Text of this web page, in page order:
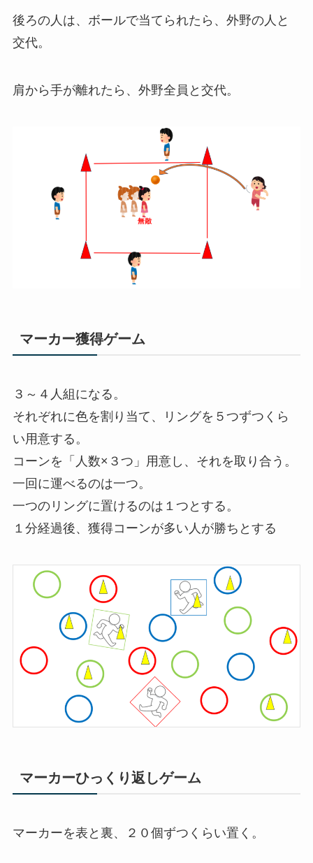
後ろの人は、ボールで当てられたら、外野の人と
交代。
肩から手が離れたら、外野全員と交代。
マーカー獲得ゲーム
３～４人組になる。
それぞれに色を割り当て、リングを５つずつくら
い用意する。
コーンを「人数×３つ」用意し、それを取り合う。
一回に運べるのは一つ。
一つのリングに置けるのは１つとする。
１分経過後、獲得コーンが多い人が勝ちとする
マーカーひっくり返しゲーム
マーカーを表と裏、２０個ずつくらい置く。